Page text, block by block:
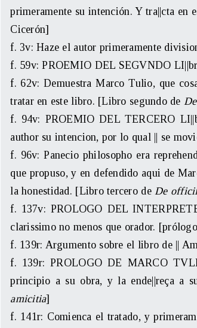
primeramente su intención. Y tra||cta en
Cicerón]
f. 3v: Haze el autor primeramente
f. 59v: PROEMIO DEL SEGVNDO
f. 62v: Demuestra Marco Tulio, que
tratar en este libro. [Libro segundo de
f. 94v: PROEMIO DEL TERCERO
author su intencion, por lo qual || se
f. 96v: Panecio philosopho era
que propuso, y en defendido aqui de
la honestidad. [Libro tercero deDe
f. 137v: PROLOGO DEL
clarissimo no menos que orador.
f. 139r: Argumento sobre el libro de ||
f. 139r: PROLOGO DE MARCO
principio a su obra, y la ende||reça a
amicitia]
f. 141r: Comienca el tratado, y